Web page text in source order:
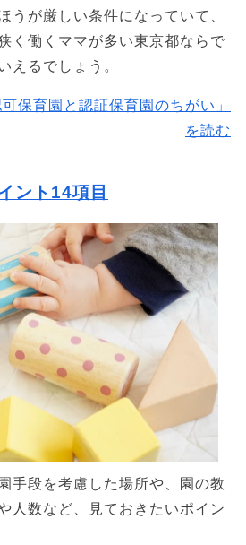
うが厳しい条件になっていて、
く働くママが多い東京都ならで
えるでしょう。
保育園と認証保育園のちがい」
を読む
ント14項目
手段を考慮した場所や、園の教
人数など、見ておきたいポイン